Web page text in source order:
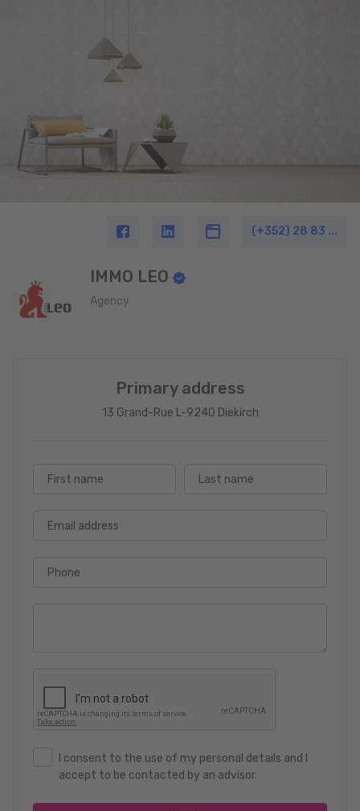
(+352) 28 83 ...
IMMO LEO
Agency
Primary address
13 Grand-Rue L-9240 Diekirch
First name Last name
Email address
Phone
I consent to the use of my personal details and I
accept to be contacted by an advisor.